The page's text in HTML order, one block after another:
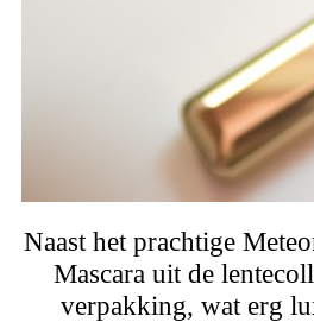
Naast het prachtige
Mascara uit de
verpakking, wat erg